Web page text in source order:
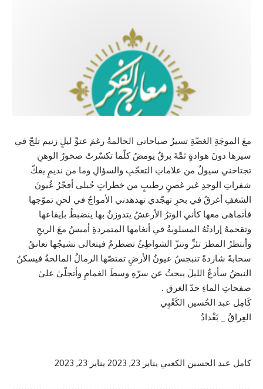
معَ الموجَةِ الغضّةِ تسيرُ صباحاتي الحالمةُ رغمَ عتوِّ ليلٍ زنيم تلجّ في
سيرها دونَ هوادةٍ ثمَّةَ برقٌ يومضُ كلّما تكسّرتْ صخورُ الوهنِ
تجتاحني سيولٌ من علاماتِ التعجّبِ والسؤالِ وما من نديمٍ يفكّ
شفراتِ الوجدِ غير غصنٍ رطيبٍ من خطراتٍ حُبلى أفجّرُ عُيونَ
الشغفِ أغرقُ في بحرِ تهجّدي تهدهدني الأمواجُ في لحنِ تموّجها
فأتماهى معها كأني الوترُ الأرعشُ يتدوزنُ بها ينضبطُ بإيقاعها
وتقحمهُ إرادتُهُ المسلوبةُ في أنغامها المتمردةِ أميسُ معَ الريحِ
وأنتظرُ المطرَ تئزِّ وتنزّ الشواطِئُ تضطرمُ فيتعالى نشيجُها تعانقُ
سحابةً شاردةً تنبجسُ عيونُ الأرضِ تمتصّها الرمالُ المالحةُ فيسكنُ
النبضُ سأدعُ الليلَ يبحثُ عن سرّهِ وسطَ الغمامِ وأتجلّىٰ علىٰ
صفحاتِ الماءِ حدّ الغرق .
كَامِل عبد الحُسين الكَعْبِي
العِراقُ _ بَغْدادُ
كامل عبد الحسين الكعبي يناير 23, 2023 يناير 23, 2023